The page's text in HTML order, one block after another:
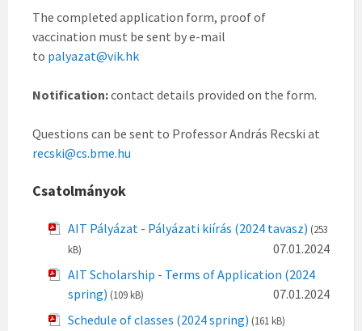
The completed application form, proof of
vaccination must be sent by e-mail
to palyazat@vik.hk
Notification:contact details provided on the form.
Questions can be sent to Professor András Recski at
recski@cs.bme.hu
Csatolmányok
AIT Pályázat - Pályázati kiírás (2024 tavasz) (253
kB)
07.01.2024
AIT Scholarship - Terms of Application (2024
spring) (109 kB)
07.01.2024
Schedule of classes (2024 spring) (161 kB)